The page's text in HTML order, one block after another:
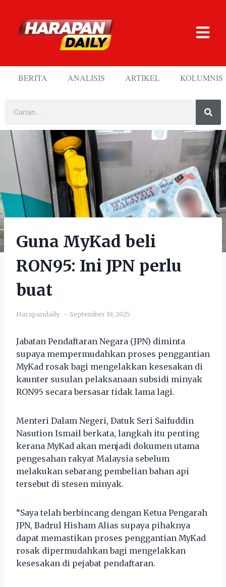
BERITA ANALISIS ARTIKEL KOLUMNIS
Guna MyKad beli
RON95: Ini JPN perlu
buat
Harapandaily September 19, 2025
Jabatan Pendaftaran Negara (JPN) diminta
supaya mempermudahkan proses penggantian
MyKad rosak bagi mengelakkan kesesakan di
kaunter susulan pelaksanaan subsidi minyak
RON95 secara bersasar tidak lama lagi.
Menteri Dalam Negeri, Datuk Seri Saifuddin
Nasution Ismail berkata, langkah itu penting
kerana MyKad akan menjadi dokumen utama
pengesahan rakyat Malaysia sebelum
melakukan sebarang pembelian bahan api
tersebut di stesen minyak.
“Saya telah berbincang dengan Ketua Pengarah
JPN, Badrul Hisham Alias supaya pihaknya
dapat memastikan proses penggantian MyKad
rosak dipermudahkan bagi mengelakkan
kesesakan di pejabat pendaftaran.